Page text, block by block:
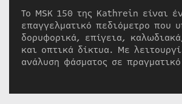
Το MSK 150 της Kathrein είναι
επαγγελματικό πεδιόμετρο που
δορυφορικά, επίγεια,
και οπτικά δίκτυα. Με
ανάλυση φάσματος σε